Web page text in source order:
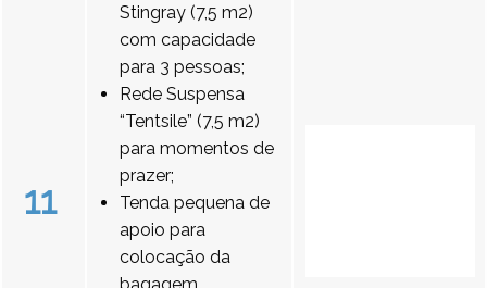
11
Stingray (7,5 m2)
com capacidade
para 3 pessoas;
Rede Suspensa
“Tentsile” (7,5 m2)
para momentos de
prazer;
Tenda pequena de
apoio para
colocação da